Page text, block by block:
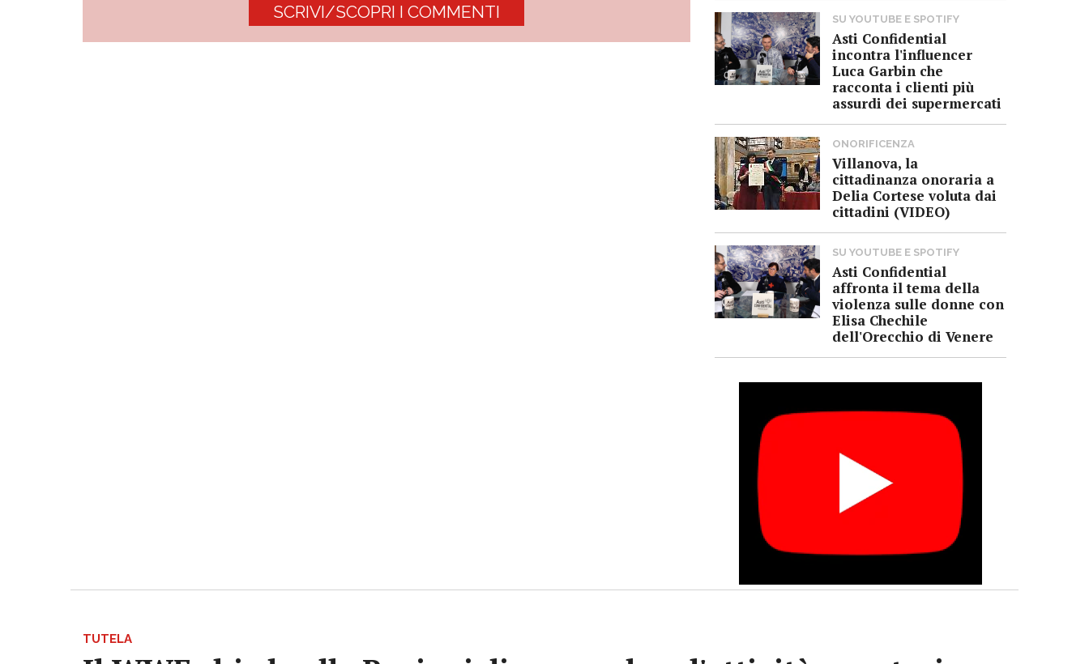
SCRIVI/SCOPRI I COMMENTI SU YOUTUBE E SPOTIFY
Asti Confidential
incontra l'influencer
Luca Garbin che
racconta i clienti più
assurdi dei supermercati
ONORIFICENZA
Villanova, la
cittadinanza onoraria a
Delia Cortese voluta dai
cittadini (VIDEO)
SU YOUTUBE E SPOTIFY
Asti Confidential
affronta il tema della
violenza sulle donne con
Elisa Chechile
dell'Orecchio di Venere
TUTELA